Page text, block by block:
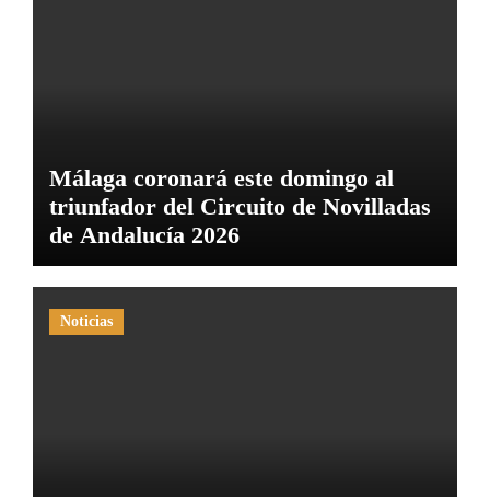
Málaga coronará este domingo al
triunfador del Circuito de Novilladas
de Andalucía 2026
Noticias